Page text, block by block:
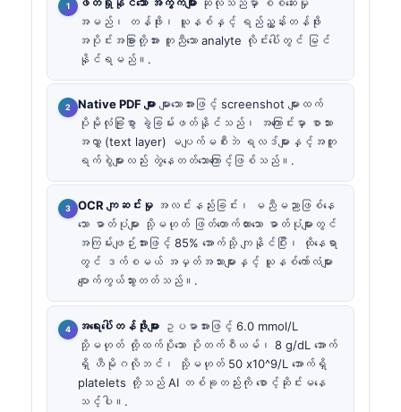
အမည်၊ တန်ဖိုး၊ ယူနစ်နှင့် ရည်ညွှန်းတန်ဖိုး
အပိုင်းအခြားတို့အား တူညီသော analyte လိုင်းပေါ်တွင် မြင်
နိုင်ရမည်။.
Native PDF များ များသောအားဖြင့် screenshot များထက်
ပိုမိုလုံခြုံစွာ ခွဲခြမ်းဖတ်နိုင်သည်၊ အကြောင်းမှာ စာသား
အလွှာ (text layer) မပျက်မစီးဘဲ ရလဒ်များနှင့်အတူ
ရက်စွဲများလည်း တွဲနေတတ်သောကြောင့်ဖြစ်သည်။.
OCR ကျဆင်းမှု အလင်းနည်းခြင်း၊ မညီမညာဖြစ်နေ
သော ဓာတ်ပုံများ သို့မဟုတ် ဖြတ်တောက်ထားသော ဓာတ်ပုံများတွင်
အကြမ်းဖျဉ်းအားဖြင့် 85% အောက်သို့ ကျနိုင်ပြီး၊ ထိုနေရာ
တွင် ဒက်စမယ် အမှတ်အသားများနှင့် ယူနစ်ကော်လံများ
ပျောက်ကွယ်သွားတတ်သည်။.
အရေးပေါ်တန်ဖိုးများ ဥပမာအားဖြင့် 6.0 mmol/L
သို့မဟုတ် ထို့ထက်ပိုသော ပိုတက်စီယမ်၊ 8 g/dL အောက်
ရှိ ဟီမိုဂလိုဘင်၊ သို့မဟုတ် 50 x10^9/L အောက်ရှိ
platelets တို့သည် AI တစ်ခုတည်းကို စောင့်ဆိုင်းမနေ
သင့်ပါ။.